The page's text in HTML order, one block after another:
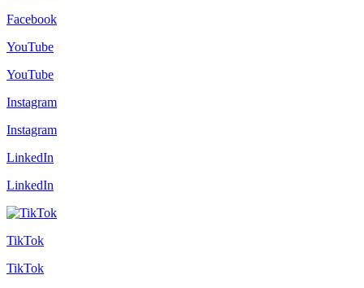
Facebook
YouTube
YouTube
Instagram
Instagram
LinkedIn
LinkedIn
TikTok
TikTok